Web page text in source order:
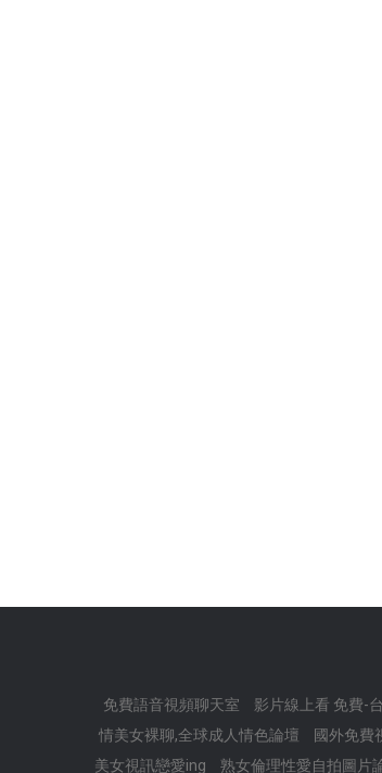
免費語音視頻聊天室 影片線上看 免費-
情美女裸聊,全球成人情色論壇
國外免費
美女視訊戀愛ing
熟女倫理性愛自拍圖片